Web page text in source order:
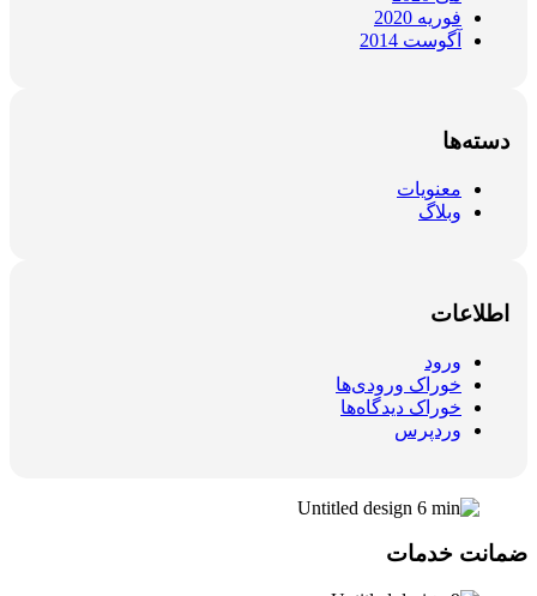
فوریه 2020
آگوست 2014
دسته‌ها
معنویات
وبلاگ
اطلاعات
ورود
خوراک ورودی‌ها
خوراک دیدگاه‌ها
وردپرس
ضمانت خدمات